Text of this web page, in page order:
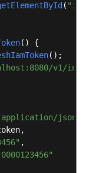
: ${value}`);
subject-token'
(
( ) {
();
v1/
json"
,